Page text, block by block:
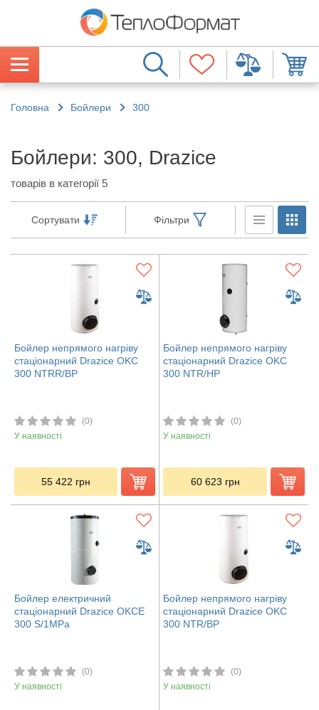
Головна Бойлери 300
Бойлери: 300, Drazice
товарів в категорії 5
Сортувати Фільтри
Бойлер непрямого нагріву
стаціонарний Drazice OKC
300 NTRR/BP
(0)
У наявності
55 422 грн
Бойлер непрямого нагріву
стаціонарний Drazice OKC
300 NTR/HP
(0)
У наявності
60 623 грн
Бойлер електричний
стаціонарний Drazice OKCE
300 S/1MPa
(0)
У наявності
Бойлер непрямого нагріву
стаціонарний Drazice OKC
300 NTR/BP
(0)
У наявності